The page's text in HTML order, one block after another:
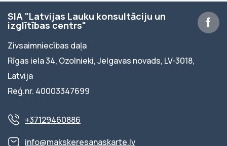
SIA "Latvijas Lauku konsultāciju un
izglītības centrs"
Zivsaimniecības daļa
Rīgas iela 34, Ozolnieki, Jelgavas novads, LV-3018,
Latvija
Reģ.nr. 40003347699
+37129460886
info@makskeresanaskarte.lv